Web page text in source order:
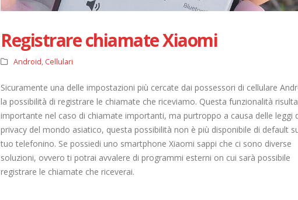
Registrare chiamate Xiaomi
Android, Cellulari
Sicuramente una delle impostazioni più cercate dai possessori di cellulare
la possibilità di registrare le chiamate che riceviamo. Questa funzionalità risulta
importante nel caso di chiamate importanti, ma purtroppo a causa delle leggi
privacy del mondo asiatico, questa possibilità non è più disponibile di default
tuo telefonino. Se possiedi uno smartphone Xiaomi sappi che ci sono diverse
soluzioni, ovvero ti potrai avvalere di programmi esterni on cui sarà possibile
registrare le chiamate che riceverai.